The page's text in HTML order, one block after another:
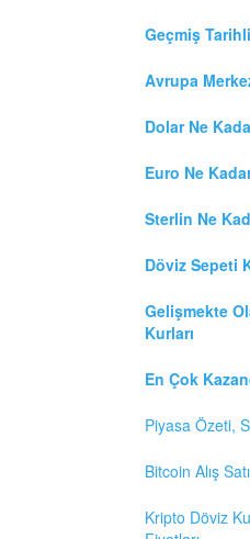
Geçmiş
Avrupa
Dolar Ne
Euro Ne
Sterlin Ne
Döviz Sepeti
Gelişmekte
Kurları
En Çok
Piyasa Özeti,
Bitcoin Alış
Kripto Döviz